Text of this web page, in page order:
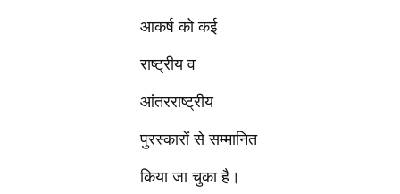
आकर्ष को कई
राष्ट्रीय व
आंतरराष्ट्रीय
पुरस्कारों से सम्मानित
किया जा चुका है।